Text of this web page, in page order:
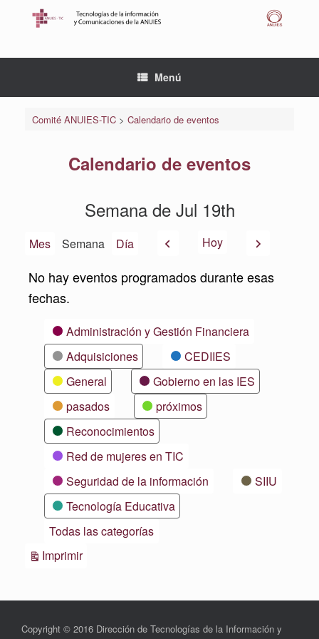
Menú
Comité ANUIES-TIC> Calendario de eventos
Calendario de eventos
Semana de Jul 19th
Mes Semana Día AnteriorHoy Siguiente
No hay eventos programados durante esas
fechas.
CategoríasAdministración y Gestión Financiera
Adquisiciones
CEDIIES
General
Gobierno en las IES
pasados
próximos
Reconocimientos
Red de mujeres en TIC
Seguridad de la información
SIIU
Tecnología Educativa
Todas las categorías
ImprimirVistas
Copyright © 2016 Dirección de Tecnologías de la Información y